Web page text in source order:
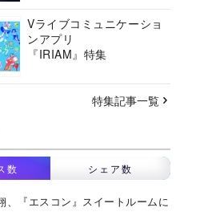
ーシアムの挑戦に迫る
Vライブコミュニケーショ
ンアプリ
『IRIAM』特集
特集記事一覧
数 シェア数
、『エスコン』スイートルームに